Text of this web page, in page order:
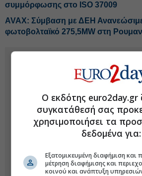
συμμόρφωσης στο ISO 37009
AVAX: Σύμβαση με ΔΕΗ
φωτοβολταϊκό 275,5MW στη
Ο εκδότης euro2day.gr
συγκατάθεσή σας
χρησιμοποιήσει τα
δεδομένα για:
Εξατομικευμένη διαφήμιση και
μέτρηση διαφήμισης και
κοινού και ανάπτυξη